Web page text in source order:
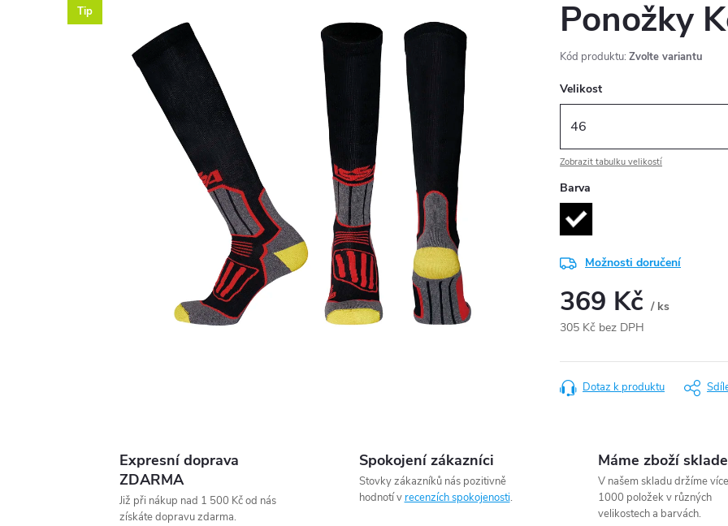
Tip Ponožky
Kód produktu: Zvolte variantu
Velikost
Zobrazit tabulku velikostí
Barva
Možnosti doručení
369 Kč / ks
305 Kč bez DPH
cena:
Dotaz k produktu
Expresní doprava
ZDARMA
Již při nákup nad 1 500 Kč od nás
získáte dopravu zdarma.
Spokojení zákazníci
Stovky zákazníků nás pozitivně
hodnotí v recenzích spokojenosti.
Máme zboží
V našem skladu držíme
1000 položek v různých
velikostech a barvách.